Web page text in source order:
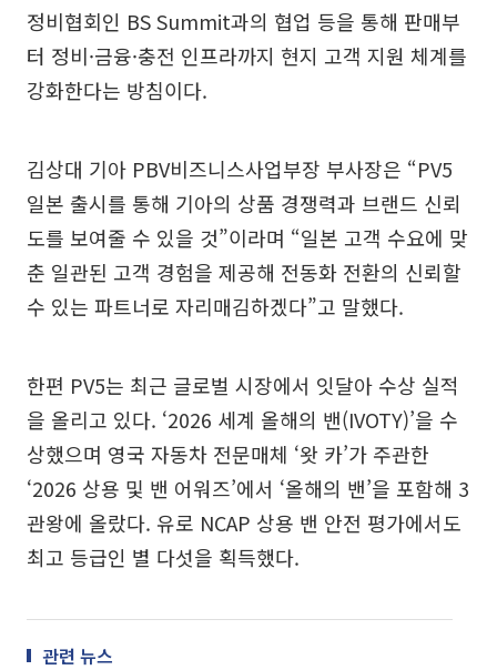
정비협회인 BS Summit과의 협업 등을 통해 판매부
터 정비·금융·충전 인프라까지 현지 고객 지원 체계를
강화한다는 방침이다.
김상대 기아 PBV비즈니스사업부장 부사장은 “PV5
일본 출시를 통해 기아의 상품 경쟁력과 브랜드 신뢰
도를 보여줄 수 있을 것”이라며 “일본 고객 수요에 맞
춘 일관된 고객 경험을 제공해 전동화 전환의 신뢰할
수 있는 파트너로 자리매김하겠다”고 말했다.
한편 PV5는 최근 글로벌 시장에서 잇달아 수상 실적
을 올리고 있다. ‘2026 세계 올해의 밴(IVOTY)’을 수
상했으며 영국 자동차 전문매체 ‘왓 카’가 주관한
‘2026 상용 및 밴 어워즈’에서 ‘올해의 밴’을 포함해 3
관왕에 올랐다. 유로 NCAP 상용 밴 안전 평가에서도
최고 등급인 별 다섯을 획득했다.
관련 뉴스